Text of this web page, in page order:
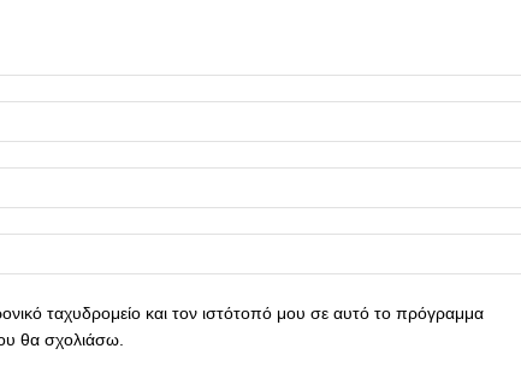
ταχυδρομείο και τον ιστότοπό μου σε αυτό το πρόγραμμα
θα σχολιάσω.